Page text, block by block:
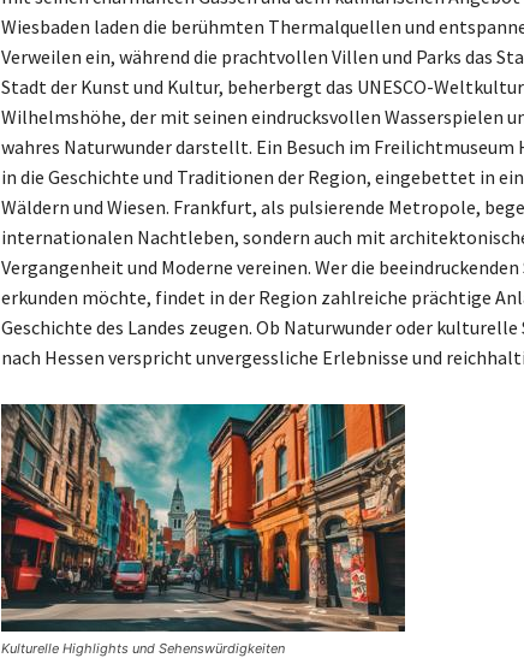
Wiesbaden laden die berühmten Thermalquellen und
Verweilen ein, während die prachtvollen Villen und Parks das
Stadt der Kunst und Kultur, beherbergt das UNESCO-
Wilhelmshöhe, der mit seinen eindrucksvollen Wasserspielen
wahres Naturwunder darstellt. Ein Besuch im Freilichtmuseum
in die Geschichte und Traditionen der Region, eingebettet in
Wäldern und Wiesen. Frankfurt, als pulsierende Metropole,
internationalen Nachtleben, sondern auch mit
Vergangenheit und Moderne vereinen. Wer die beeindruckenden
erkunden möchte, findet in der Region zahlreiche prächtige
Geschichte des Landes zeugen. Ob Naturwunder oder
nach Hessen verspricht unvergessliche Erlebnisse und
Kulturelle Highlights und Sehenswürdigkeiten